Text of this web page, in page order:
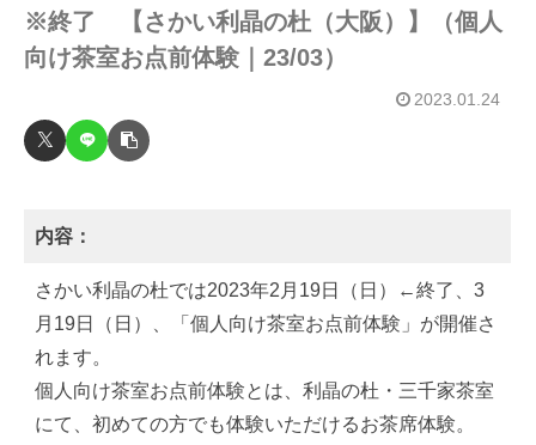
※終了 【さかい利晶の杜（大阪）】（個人
向け茶室お点前体験｜23/03）
2023.01.24
内容：
さかい利晶の杜では2023年2月19日（日）←終了、3
月19日（日）、「個人向け茶室お点前体験」が開催さ
れます。
個人向け茶室お点前体験とは、利晶の杜・三千家茶室
にて、初めての方でも体験いただけるお茶席体験。